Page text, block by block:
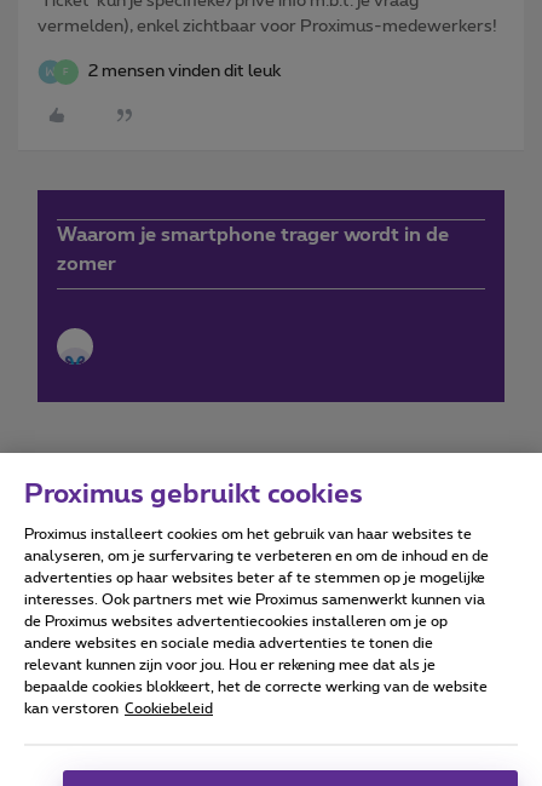
vermelden), enkel zichtbaar voor Proximus-medewerkers!
F 2 mensen vinden dit leuk
Waarom je smartphone trager wordt in de
zomer
Forumvoorwaarden Accessibility statement
Alle rechten voorbehouden. © Proximus
Algemene voorwaarden, consumenteninfo
Proximus gebruikt cookies
Proximus installeert cookies om het gebruik van haar websites te
analyseren, om je surfervaring te verbeteren en om de inhoud en de
advertenties op haar websites beter af te stemmen op je mogelijke
interesses. Ook partners met wie Proximus samenwerkt kunnen via
de Proximus websites advertentiecookies installeren om je op
andere websites en sociale media advertenties te tonen die
relevant kunnen zijn voor jou. Hou er rekening mee dat als je
bepaalde cookies blokkeert, het de correcte werking van de website
kan verstoren Cookiebeleid